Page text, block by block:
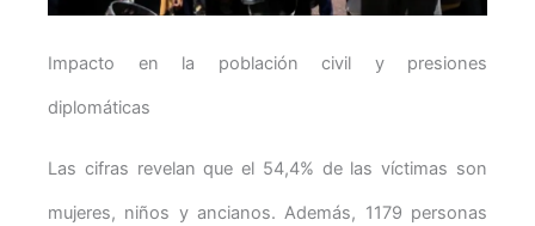
Impacto en la población civil y presiones
diplomáticas
Las cifras revelan que el 54,4% de las víctimas son
mujeres, niños y ancianos. Además, 1179 personas